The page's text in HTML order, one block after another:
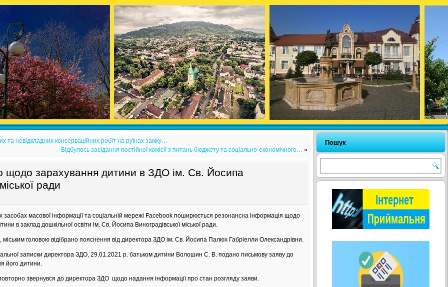
та невідкладних консерваційних робіт на руїнах замку…
Відбулось засідання постійної комісії з питань бюджету та соціально-економічного… »
щодо зарахування дитини в ЗДО ім. Св. Йосипа
ради
засобах масової інформації та соціальній мережі Facebook поширюється резонансна інформація щодо
в заклад дошкільної освіти ім. Св. Йосипа Виноградівської міської ради.
головою відібрано пояснення від директора ЗДО ім. Св. Йосипа Палюх Габріелли Олександрівни.
записки директора ЗДО, 29.01.2021 р. батьком дитини Волошин С. В. подано письмову заяву до
його дитини.
звернувся до директора ЗДО щодо надання інформації про стан розгляду заяви.
Пошук